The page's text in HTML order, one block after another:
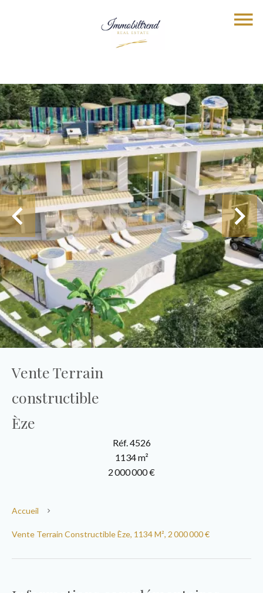
Vente Terrain
constructible
Èze
Réf. 4526
1134 m²
2 000 000 €
Accueil
Vente Terrain Constructible Èze, 1134 M², 2 000 000 €